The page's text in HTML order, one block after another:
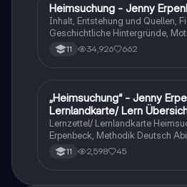
Deutsch
Heimsuchung - Jenny
Inhalt, Entstehung und Quellen,
Geschichtliche Hintergründe,
stil 11 34,926 662
Deutsch
„Heimsuchung“ - Jenny
Lernlandkarte/ Lern
Lernzettel/ Lernlandkarte
Erpenbeck, Methodik Deutsch
11 2,598 45